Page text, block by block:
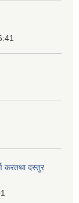
करतथा दस्तुर